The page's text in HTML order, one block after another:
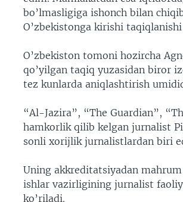
bo’lmasligiga ishonch bilan
O’zbekistonga kirishi
O’zbekiston tomoni hozircha
qo’yilgan taqiq yuzasidan biror
tez kunlarda aniqlashtirish
“Al-Jazira”, “The Guardian”,
hamkorlik qilib kelgan jurnalist
sonli xorijlik jurnalistlardan biri
Uning akkreditatsiyadan
ishlar vazirligining jurnalist
ko’riladi.